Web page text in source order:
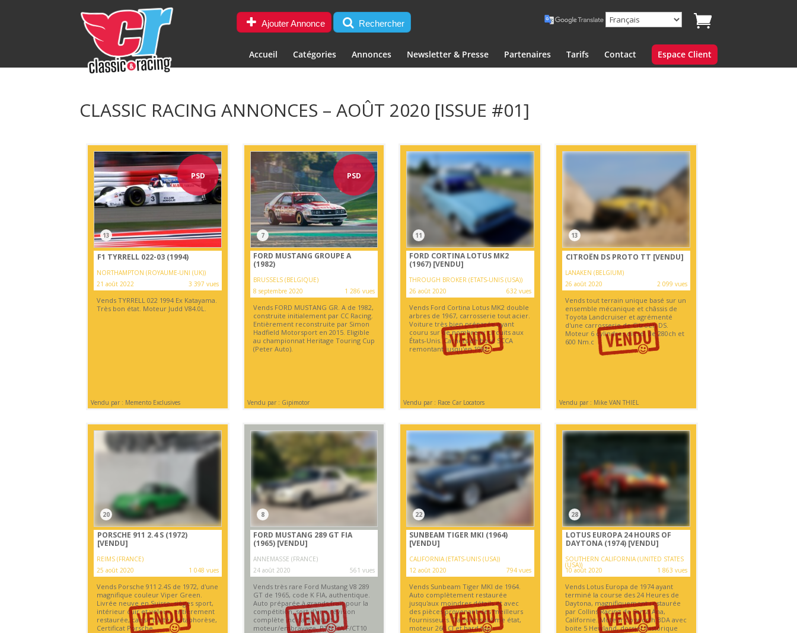
Ajouter Annonce Rechercher
Accueil Catégories Annonces Newsletter & Presse Partenaires Tarifs Contact Espace Client
CLASSIC RACING ANNONCES – AOÛT 2020 [ISSUE #01]
PSD
13
F1 TYRRELL 022-03 (1994)
NORTHAMPTON (ROYAUME-UNI (UK))
21 août 2022
3 397 vues
Vends TYRRELL 022 1994 Ex Katayama.
Très bon état. Moteur Judd V84.0L.
Vendu par : Memento Exclusives
PSD
7
FORD MUSTANG GROUPE A
(1982)
BRUSSELS (BELGIQUE)
8 septembre 2020
1 286 vues
Vends FORD MUSTANG GR. A de 1982,
construite initialement par CC Racing.
Entièrement reconstruite par Simon
Hadfield Motorsport en 2015. Eligible
au championnat Heritage Touring Cup
(Peter Auto).
Vendu par : Gipimotor
11
FORD CORTINA LOTUS MK2
(1967) [VENDU]
THROUGH BROKER (ETATS-UNIS (USA))
26 août 2020
632 vues
Vends Ford Cortina Lotus MK2 double
arbres de 1967, carrosserie tout acier.
Voiture très bien préparée ayant
couru sur de nombreux circuits aux
États-Unis. Carnets de bord SCCA
remontant jusqu'en 1992.
Vendu par : Race Car Locators
13
CITROËN DS PROTO TT [VENDU]
LANAKEN (BELGIUM)
26 août 2020
2 099 vues
Vends tout terrain unique basé sur un
ensemble mécanique et châssis de
Toyota Landcruiser et agrémenté
d'une carrosserie de Citroën DS.
Moteur 6 cylindres diesel de 280ch et
600 Nm.c
Vendu par : Mike VAN THIEL
20
PORSCHE 911 2.4 S (1972)
[VENDU]
REIMS (FRANCE)
25 août 2020
1 048 vues
Vends Porsche 911 2.4S de 1972, d'une
magnifique couleur Viper Green.
Livrée neuve en Suisse, sièges sport,
intérieur cuir et velour, entièrement
restaurée, caisse traitée cataphorèse,
Certificat Porsche.
8
FORD MUSTANG 289 GT FIA
(1965) [VENDU]
ANNEMASSE (FRANCE)
24 août 2020
561 vues
Vends très rare Ford Mustang V8 289
GT de 1965, code K FIA, authentique.
Auto préparée à grands frais pour la
compétition, sort d'une révision
complète incluant volant
moteur/embrayage, PTH FIA F/CT10
22
SUNBEAM TIGER MKI (1964)
[VENDU]
CALIFORNIA (ETATS-UNIS (USA))
12 août 2020
794 vues
Vends Sunbeam Tiger MKI de 1964.
Auto complètement restaurée
jusqu'aux moindres détails et avec
des pièces provenant des meilleurs
fournisseurs. Dans un sublime état,
moteur 260 CI et hard top.
28
LOTUS EUROPA 24 HOURS OF
DAYTONA (1974) [VENDU]
SOUTHERN CALIFORNIA (UNITED STATES
(USA))
10 août 2020 1 863 vues
Vends Lotus Europa de 1974 ayant
terminé la course des 24 Heures de
Daytona, magnifiquement restaurée
par Collins Racing de Santa Ana,
Californie. Moteur Cosworth BDA avec
boite 5 Hewland, dossier historique